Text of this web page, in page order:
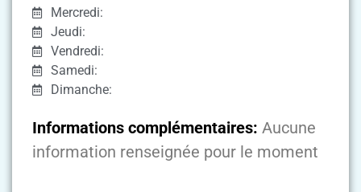
Mercredi:
Jeudi:
Vendredi:
Samedi:
Dimanche:
Informations complémentaires: Aucune
information renseignée pour le moment